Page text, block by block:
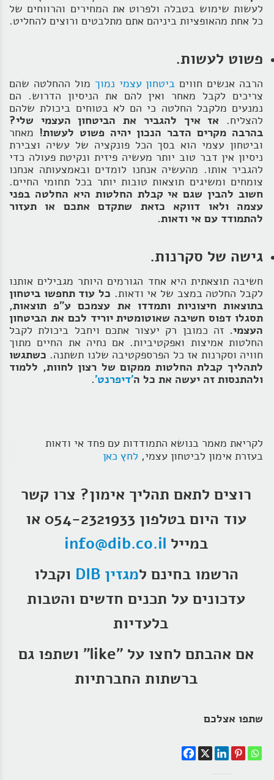
לעשות שימוש בטבלה ולפרוט את המחירים והרווחים של
כל אחת מהאופציות ביניהם אתם מתלבטים ורוצים להחליט.
פשוט לעשות.
הרבה אנשים חווים ביטחון עצמי נמוך מול ההחלטה שהם
צריכים לקבל מאחר ואין להם את הניסיון הדרוש. הם
נמנעים מלקבל החלטה כי הם לא בטוחים ביכולת שלהם
להצליח. אז איך להגביר את הביטחון העצמי שלי?
בהרבה מקרים הדבר הנכון יהיה פשוט לעשות! מאחר
וביטחון עצמי הוא בסך הכל פונקציה של עשיה וצבירת
ניסיון אין דבר טוב יותר מעשיה פיזית ונקיטת פעולה כדי
להגביר אותו. מהעשיה אנחנו לומדים ובאמצעותה אנחנו
צומחים ומשיגים תוצאות טובות יותר בכל תחומי החיים.
חשוב להבין שגם אי קבלת החלטות היא החלטה בפני
עצמה ולאו דווקא כזאת שתקדם אתכם או תעזור
להתמודד עם אי ודאות.
גישה של סקרנות.
חשיבה תוצאתית היא אחד הגורמים היותר מגבילים אותנו
לקבל החלטה במצב של אי ודאות. כל עוד תחפשו ביטחון
בתוצאות חיצוניות ותמדדו את עצמכם ע"פ תוצאות,
תסגלו דפוס חשיבה שאוטומטית יוריד לכם את הביטחון
העצמי. זה כמובן רק יעצור אתכם ויחבל ביכולת לקבל
החלטות אמיצות ואפקטיביות. אם נחיה את החיים מתוך
חוויה וסקרנות אז כל הפרספקטיבה שלנו תשתנה. כשתגשו
לתהליך קבלת החלטות ממקום של רצון לחוות, ללמוד
ולהתנסות זה יעשה את כל ה'דיפרנט'.
לקריאת מאמר בנושא התמודדות עם פחד אי ודאות
בעזרת אימון לביטחון עצמי, לחץ כאן
רוצים לתאם תהליך אימון? צרו קשר
עוד היום בטלפון 054-2321933 או
במייל info@dib.co.il
הרשמו בחינם למגזין DIB
וקבלו
עדכונים על תכנים חדשים והטבות
בלעדיות
אם אהבתם לחצו על "like" ושתפו גם
ברשתות החברתיות
שתפו אצלכם